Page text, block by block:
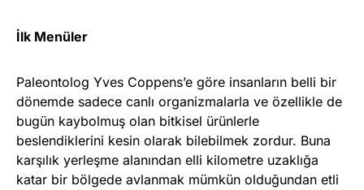
İlk Menüler
Paleontolog Yves Coppens’e göre insanların belli bir
dönemde sadece canlı organizmalarla ve özellikle de
bugün kaybolmuş olan bitkisel ürünlerle
beslendiklerini kesin olarak bilebilmek zordur. Buna
karşılık yerleşme alanından elli kilometre uzaklığa
katar bir bölgede avlanmak mümkün olduğundan etli